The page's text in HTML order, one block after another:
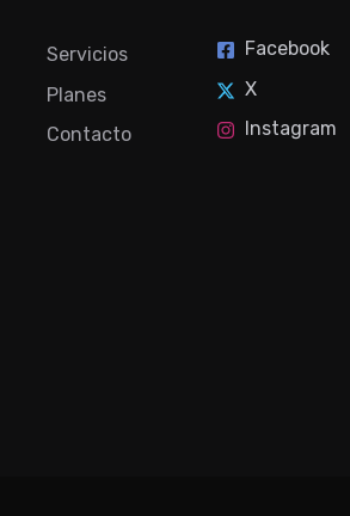
Servicios
Planes
Contacto
Facebook
X
Instagram